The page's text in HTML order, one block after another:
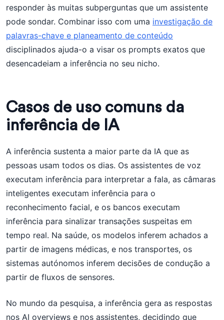
responder às muitas subperguntas que um assistente
pode sondar. Combinar isso com uma investigação de
palavras-chave e planeamento de conteúdo
disciplinados ajuda-o a visar os prompts exatos que
desencadeiam a inferência no seu nicho.
Casos de uso comuns da
inferência de IA
A inferência sustenta a maior parte da IA que as
pessoas usam todos os dias. Os assistentes de voz
executam inferência para interpretar a fala, as câmaras
inteligentes executam inferência para o
reconhecimento facial, e os bancos executam
inferência para sinalizar transações suspeitas em
tempo real. Na saúde, os modelos inferem achados a
partir de imagens médicas, e nos transportes, os
sistemas autónomos inferem decisões de condução a
partir de fluxos de sensores.
No mundo da pesquisa, a inferência gera as respostas
nos AI overviews e nos assistentes, decidindo que